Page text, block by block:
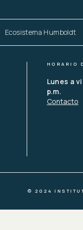
Ecosistema Humboldt
HORARIO
Lunes a
p.m.
Contacto
© 2024